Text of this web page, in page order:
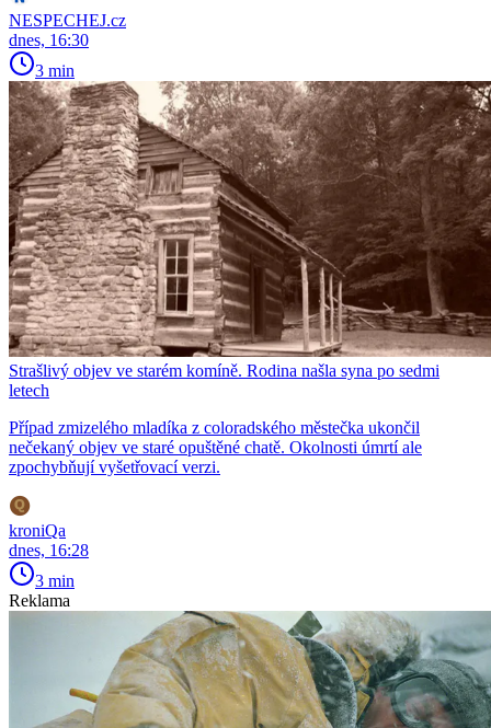
NESPECHEJ.cz
dnes, 16:30
3 min
Strašlivý objev ve starém komíně. Rodina našla syna po sedmi
letech
Případ zmizelého mladíka z coloradského městečka ukončil
nečekaný objev ve staré opuštěné chatě. Okolnosti úmrtí ale
zpochybňují vyšetřovací verzi.
kroniQa
dnes, 16:28
3 min
Reklama